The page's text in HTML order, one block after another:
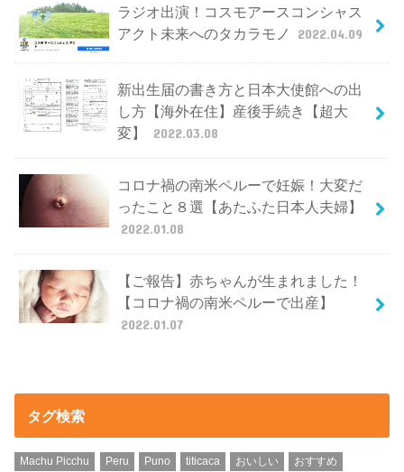
ラジオ出演！コスモアースコンシャス
アクト未来へのタカラモノ
2022.04.09
新出生届の書き方と日本大使館への出
し方【海外在住】産後手続き【超大
変】
2022.03.08
コロナ禍の南米ペルーで妊娠！大変だ
ったこと８選【あたふた日本人夫婦】
2022.01.08
【ご報告】赤ちゃんが生まれました！
【コロナ禍の南米ペルーで出産】
2022.01.07
タグ検索
Machu Picchu Peru Puno titicaca おいしい
おすすめ